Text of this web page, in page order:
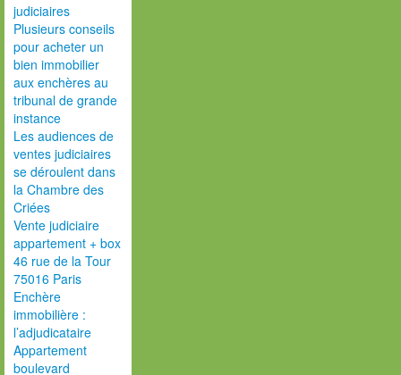
judiciaires
Plusieurs conseils
pour acheter un
bien immobilier
aux enchères au
tribunal de grande
instance
Les audiences de
ventes judiciaires
se déroulent dans
la Chambre des
Criées
Vente judiciaire
appartement + box
46 rue de la Tour
75016 Paris
Enchère
immobilière :
l’adjudicataire
Appartement
boulevard